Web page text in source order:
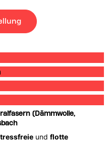
(Dämmwolle,
undflotte